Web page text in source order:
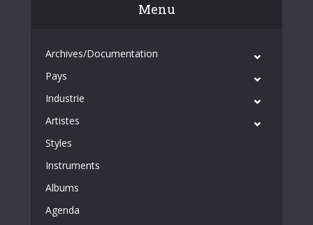
Menu
Archives/Documentation
Pays
Industrie
Artistes
Styles
Instruments
Albums
Agenda